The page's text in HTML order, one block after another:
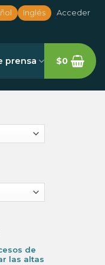
Inglés Acceder
prensa $0
de
las altas